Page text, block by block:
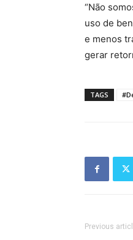
“Não
uso de
e menos
gerar
TAGS
Previous